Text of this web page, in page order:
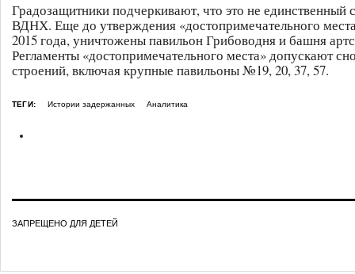
Градозащитники подчеркивают, что это не единственный
ВДНХ. Еще до утверждения «достопримечательного
2015 года, уничтожены павильон Грибоводня и башня
Регламенты «достопримечательного места» допускают
строений, включая крупные павильоны №19, 20, 37, 57.
ТЕГИ: Истории задержанных Аналитика
ЗАПРЕЩЕНО ДЛЯ ДЕТЕЙ